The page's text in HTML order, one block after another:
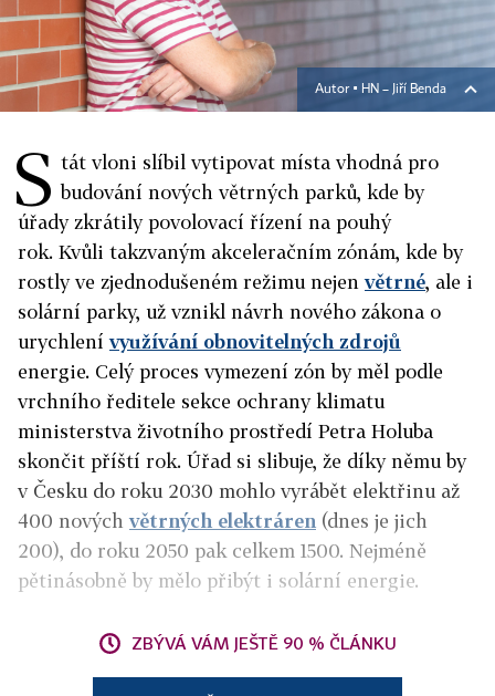
Autor ▪ HN – Jiří Benda
S tát vloni slíbil vytipovat místa vhodná pro
budování nových větrných parků, kde by
úřady zkrátily povolovací řízení na pouhý
rok. Kvůli takzvaným akceleračním zónám, kde by
rostly ve zjednodušeném režimu nejenvětrné, ale i
solární parky, už vznikl návrh nového zákona o
urychlenívyužívání obnovitelných zdrojů
energie. Celý proces vymezení zón by měl podle
vrchního ředitele sekce ochrany klimatu
ministerstva životního prostředí Petra Holuba
skončit příští rok. Úřad si slibuje, že díky němu by
v Česku do roku 2030 mohlo vyrábět elektřinu až
400 novýchvětrných elektráren (dnes je jich
200), do roku 2050 pak celkem 1500. Nejméně
pětinásobně by mělo přibýt i solární energie.
ZBÝVÁ VÁM JEŠTĚ 90 % ČLÁNKU